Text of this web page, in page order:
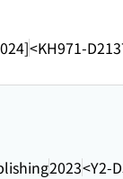
<KH971-
2023<Y2-